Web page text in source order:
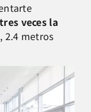
tres veces la
2.4 metros